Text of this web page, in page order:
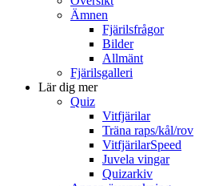
Ämnen
Fjärilsfrågor
Bilder
Allmänt
Fjärilsgalleri
Lär dig mer
Quiz
Vitfjärilar
Träna raps/kål/rov
VitfjärilarSpeed
Juvela vingar
Quizarkiv